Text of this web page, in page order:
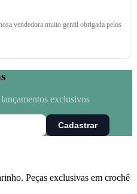
vendedora muito gentil obrigada pelos
exclusivos
Cadastrar
Peças exclusivas em crochê